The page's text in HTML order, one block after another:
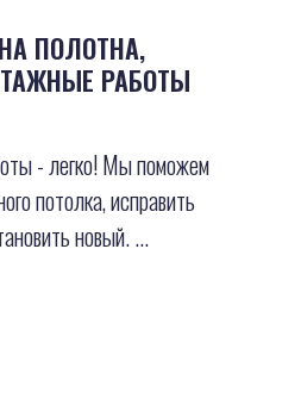
ПОЛОТНА,
РАБОТЫ
- легко! Мы поможем
потолка, исправить
новый. ...